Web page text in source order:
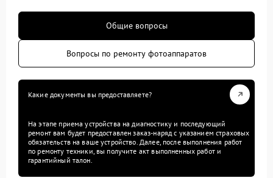
Общие вопросы
Вопросы по ремонту фотоаппаратов
Какие документы вы предоставляете?
На этапе приема устройства на диагностику и последующий
ремонт вам будет предоставлен заказ-наряд с указанием страховых
обязательств на ваше устройство. Далее, после выполнения работ
по ремонту техники, вы получите акт выполненных работ и
гарантийный талон.